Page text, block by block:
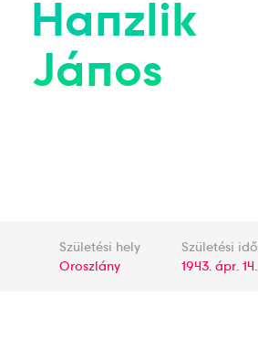
Hanzlik
János
Születési hely
Oroszlány
Születési idő
1943. ápr. 14.